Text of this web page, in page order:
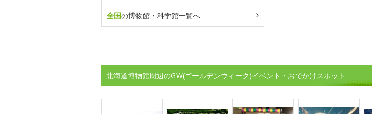
全国の博物館・科学館一覧へ
北海道博物館周辺のGW(ゴールデンウィーク)イベント・おでかけスポット